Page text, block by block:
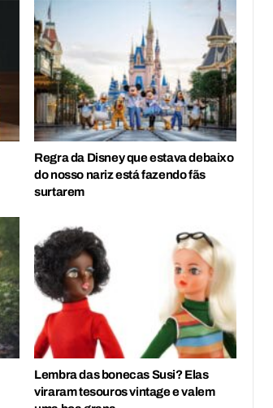
Regra da Disney que estava debaixo
do nosso nariz está fazendo fãs
surtarem
Lembra das bonecas Susi? Elas
viraram tesouros vintage e valem